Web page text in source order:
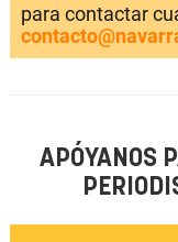
para contactar
APÓYANOS